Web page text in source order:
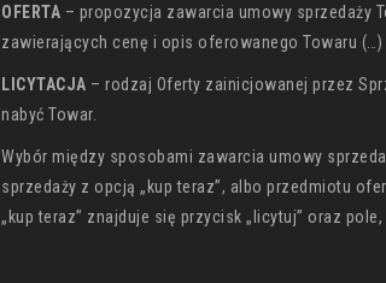
OFERTA – propozycja zawarcia umowy sprzedaży
zawierających cenę i opis oferowanego Towaru (…)
LICYTACJA – rodzaj Oferty zainicjowanej przez
nabyć Towar.
Wybór między sposobami zawarcia umowy
sprzedaży z opcją „kup teraz”, albo przedmiotu
„kup teraz” znajduje się przycisk „licytuj” oraz